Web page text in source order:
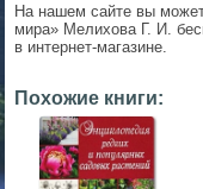
На нашем сайте вы
мира» Мелихова Г. И.
в интернет-магазине.
Похожие книги: